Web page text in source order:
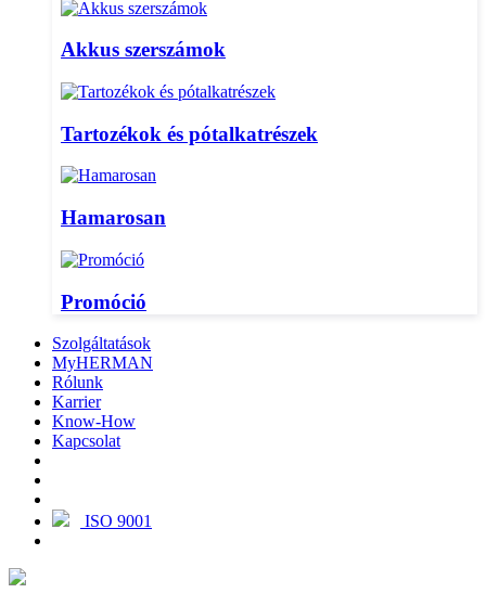
Akkus szerszámok
Tartozékok és pótalkatrészek
Hamarosan
Promóció
Szolgáltatások
MyHERMAN
Rólunk
Karrier
Know-How
Kapcsolat
ISO 9001